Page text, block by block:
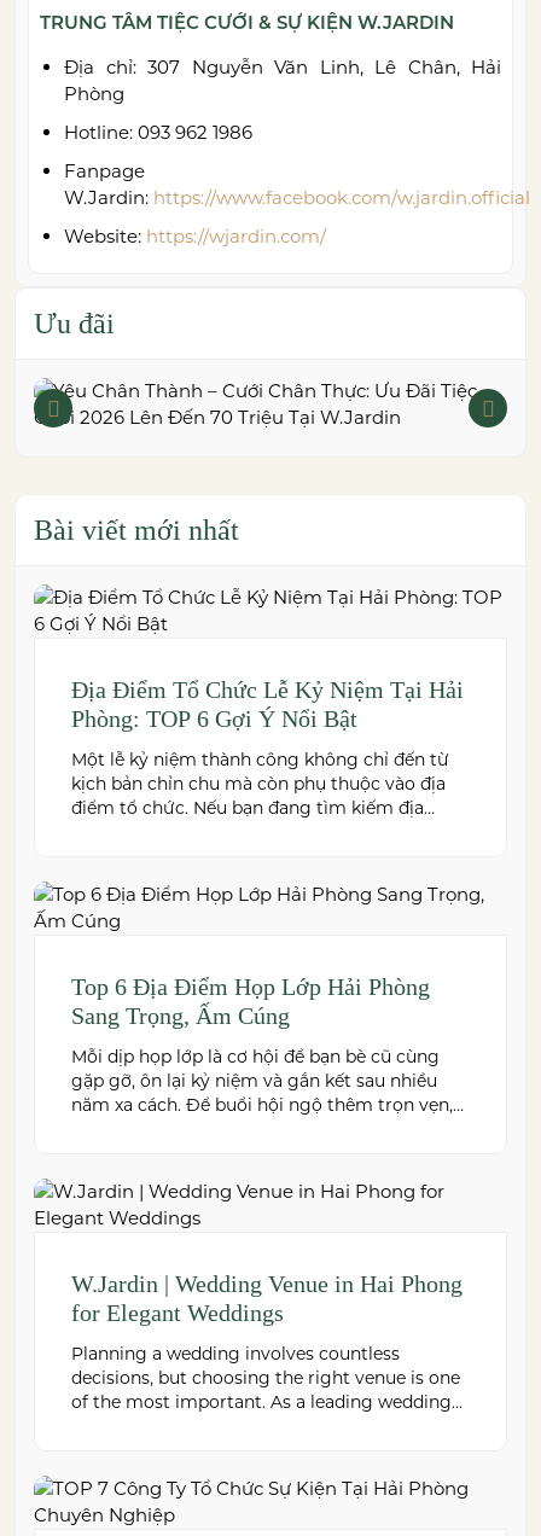
TRUNG TÂM TIỆC CƯỚI & SỰ KIỆN W.JARDIN
Địa chỉ: 307 Nguyễn Văn Linh, Lê Chân, Hải
Phòng
Hotline: 093 962 1986
Fanpage
W.Jardin: https://www.facebook.com/w.jardin.official
Website: https://wjardin.com/
Ưu đãi
Bài viết mới nhất
Địa Điểm Tổ Chức Lễ Kỷ Niệm Tại Hải
Phòng: TOP 6 Gợi Ý Nổi Bật
Một lễ kỷ niệm thành công không chỉ đến từ
kịch bản chỉn chu mà còn phụ thuộc vào địa
điểm tổ chức. Nếu bạn đang tìm kiếm địa
ứng nhiều quy mô sự kiện, đừng […]
Top 6 Địa Điểm Họp Lớp Hải Phòng
Sang Trọng, Ấm Cúng
Mỗi dịp họp lớp là cơ hội để bạn bè cũ cùng
gặp gỡ, ôn lại kỷ niệm và gắn kết sau nhiều
năm xa cách. Để buổi hội ngộ thêm trọn vẹn,
W.Jardin | Wedding Venue in Hai Phong
for Elegant Weddings
Planning a wedding involves countless
decisions, but choosing the right venue is one
of the most important. As a leading wedding
premium cuisine prepared under the ISO
22000:2018 food safety management system,
and dedicated event support to help couples